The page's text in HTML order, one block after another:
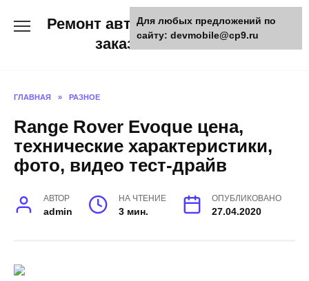
Ремонт авто и мото техники,
заказ запчастей
ГЛАВНАЯ » РАЗНОЕ
Range Rover Evoque цена,
технические характеристики,
фото, видео тест-драйв
АВТОР
admin
НА ЧТЕНИЕ
3 мин.
ОПУБЛИКОВАНО
27.04.2020
Для любых предложений по
сайту: devmobile@cp9.ru